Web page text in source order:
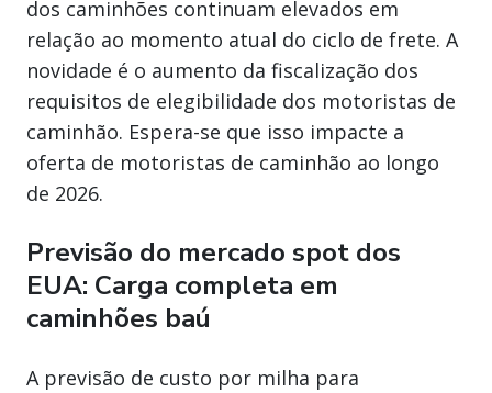
dos caminhões continuam elevados em
relação ao momento atual do ciclo de frete. A
novidade é o aumento da fiscalização dos
requisitos de elegibilidade dos motoristas de
caminhão. Espera-se que isso impacte a
oferta de motoristas de caminhão ao longo
de 2026.
Previsão do mercado spot dos
EUA: Carga completa em
caminhões baú
A previsão de custo por milha para